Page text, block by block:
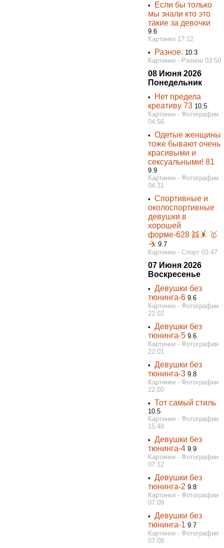
•
Если бы только
мы знали кто это
такие за девочки
9.6
Картинки 17:12
•
Разное. 10.3
Картинки - Разное 03:50
08 Июня 2026
Понедельник
•
Нет предела
креативу 73 10.5
Картинки - Фотографии
04:56
•Одетые женщины
тоже бывают очень
красивыми и
сексуальными! 81
9.9
Картинки - Фотографии
04:31
•Спортивные и
околоспортивные
девушки в
хорошей
форме-628 👯‍🤸 🥇
🤺 9.7
Картинки - Спорт 03:47
07 Июня 2026
Воскресенье
•Девушки без
тюнинга-6 9.6
Картинки - Фотографии
22:02
•Девушки без
тюнинга-5 9.6
Картинки - Фотографии
22:01
•Девушки без
тюнинга-3 9.8
Картинки - Фотографии
22:00
• Тот самый стиль
10.5
Картинки - Фотографии
15:48
•Девушки без
тюнинга-4 9.9
Картинки - Фотографии
07:12
•Девушки без
тюнинга-2 9.8
Картинки - Фотографии
07:09
•Девушки без
тюнинга-1 9.7
Картинки - Фотографии
07:08